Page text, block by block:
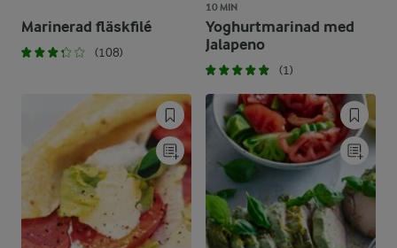
Marinerad fläskfilé
(108)
10 MIN
Yoghurtmarinad med
Jalapeno
(1)